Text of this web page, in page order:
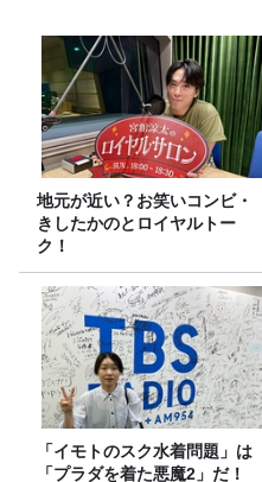
地元が近い？お笑いコンビ・
きしたかのとロイヤルトー
ク！
「イモトのスク水着問題」は
「プラダを着た悪魔2」だ！